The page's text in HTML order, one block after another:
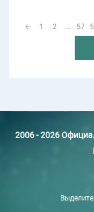
← 1 2 ... 57
2006 - 2026